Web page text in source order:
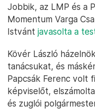
Jobbik, az LMP és a
Momentum Varga
Istvánt javasolta a
Kövér László
tanácsukat, és
Papcsák Ferenc volt
képviselőt,
és zuglói